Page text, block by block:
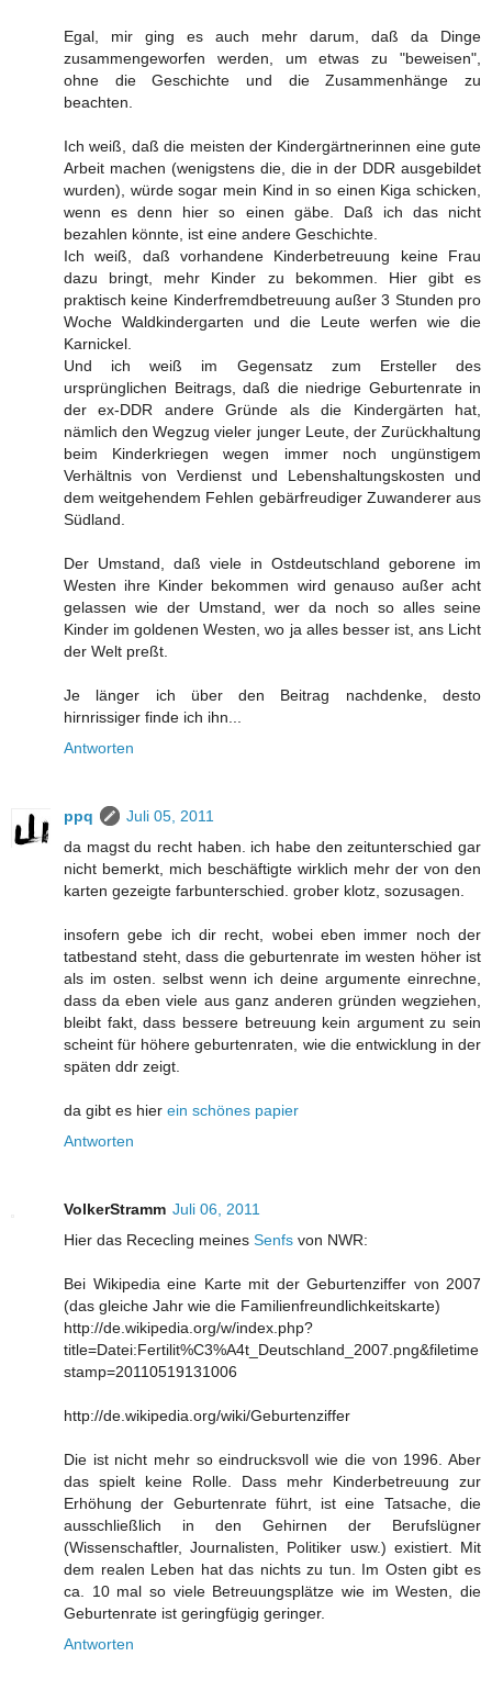
Egal, mir ging es auch mehr darum, daß da Dinge
zusammengeworfen werden, um etwas zu "beweisen",
ohne die Geschichte und die Zusammenhänge zu
beachten.
Ich weiß, daß die meisten der Kindergärtnerinnen eine gute
Arbeit machen (wenigstens die, die in der DDR ausgebildet
wurden), würde sogar mein Kind in so einen Kiga schicken,
wenn es denn hier so einen gäbe. Daß ich das nicht
bezahlen könnte, ist eine andere Geschichte.
Ich weiß, daß vorhandene Kinderbetreuung keine Frau
dazu bringt, mehr Kinder zu bekommen. Hier gibt es
praktisch keine Kinderfremdbetreuung außer 3 Stunden pro
Woche Waldkindergarten und die Leute werfen wie die
Karnickel.
Und ich weiß im Gegensatz zum Ersteller des
ursprünglichen Beitrags, daß die niedrige Geburtenrate in
der ex-DDR andere Gründe als die Kindergärten hat,
nämlich den Wegzug vieler junger Leute, der Zurückhaltung
beim Kinderkriegen wegen immer noch ungünstigem
Verhältnis von Verdienst und Lebenshaltungskosten und
dem weitgehendem Fehlen gebärfreudiger Zuwanderer aus
Südland.
Der Umstand, daß viele in Ostdeutschland geborene im
Westen ihre Kinder bekommen wird genauso außer acht
gelassen wie der Umstand, wer da noch so alles seine
Kinder im goldenen Westen, wo ja alles besser ist, ans Licht
der Welt preßt.
Je länger ich über den Beitrag nachdenke, desto
hirnrissiger finde ich ihn...
Antworten
ppq
Juli 05, 2011
da magst du recht haben. ich habe den zeitunterschied gar
nicht bemerkt, mich beschäftigte wirklich mehr der von den
karten gezeigte farbunterschied. grober klotz, sozusagen.
insofern gebe ich dir recht, wobei eben immer noch der
tatbestand steht, dass die geburtenrate im westen höher ist
als im osten. selbst wenn ich deine argumente einrechne,
dass da eben viele aus ganz anderen gründen wegziehen,
bleibt fakt, dass bessere betreuung kein argument zu sein
scheint für höhere geburtenraten, wie die entwicklung in der
späten ddr zeigt.
da gibt es hier ein schönes papier
Antworten
VolkerStramm Juli 06, 2011
Hier das Rececling meines Senfs von NWR:
Bei Wikipedia eine Karte mit der Geburtenziffer von 2007
(das gleiche Jahr wie die Familienfreundlichkeitskarte)
http://de.wikipedia.org/w/index.php?
title=Datei:Fertilit%C3%A4t_Deutschland_2007.png&filetime
stamp=20110519131006
http://de.wikipedia.org/wiki/Geburtenziffer
Die ist nicht mehr so eindrucksvoll wie die von 1996. Aber
das spielt keine Rolle. Dass mehr Kinderbetreuung zur
Erhöhung der Geburtenrate führt, ist eine Tatsache, die
ausschließlich in den Gehirnen der Berufslügner
(Wissenschaftler, Journalisten, Politiker usw.) existiert. Mit
dem realen Leben hat das nichts zu tun. Im Osten gibt es
ca. 10 mal so viele Betreuungsplätze wie im Westen, die
Geburtenrate ist geringfügig geringer.
Antworten